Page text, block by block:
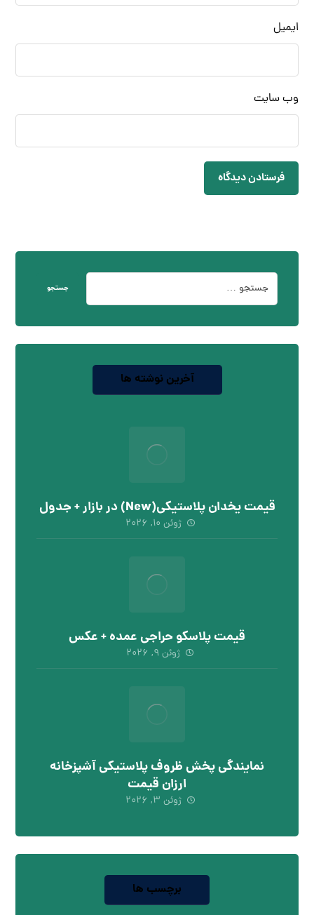
ایمیل
وب‌ سایت
فرستادن دیدگاه
جستجو
آخرین نوشته ها
قیمت یخدان پلاستیکی(New) در بازار + جدول
ژوئن ۱۰, ۲۰۲۶
قیمت پلاسکو حراجی عمده + عکس
ژوئن ۹, ۲۰۲۶
نمایندگی پخش ظروف پلاستیکی آشپزخانه
ارزان قیمت
ژوئن ۳, ۲۰۲۶
برچسب ها